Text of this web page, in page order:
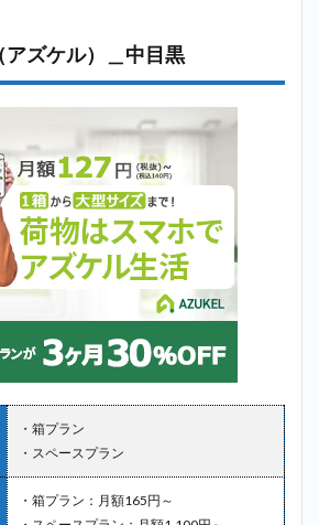
アズケル）＿中目黒
・箱プラン
・スペースプラン
・箱プラン：月額165円～